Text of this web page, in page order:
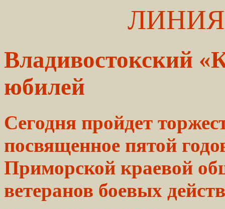
Владивостокский
юбилей
Сегодня пройдет
посвященное пятой
Приморской краевой
ветеранов боевых